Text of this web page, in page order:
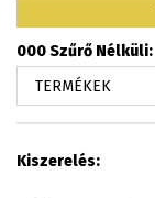
000 Szűrő Nélküli:
Kiszerelés: